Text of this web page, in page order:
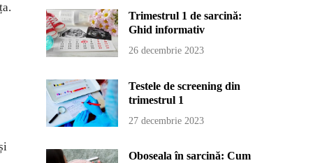
Trimestrul 1 de sarcină:
Ghid informativ
26 decembrie 2023
Testele de screening din
trimestrul 1
27 decembrie 2023
Oboseala în sarcină: Cum